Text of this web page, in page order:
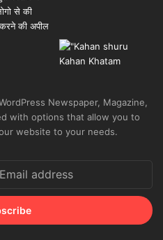
Newspaper, Magazine,
with options that allow you to
website to your needs.